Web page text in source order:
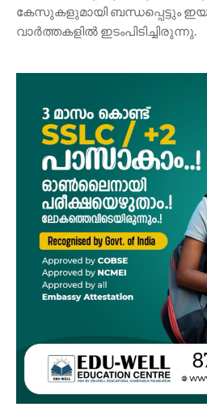
കേസുകളുമായി ബന്ധപ്പെട്ടും
വാർത്തകളിൽ ഇടംപിടിച്ചിരുന്നു.